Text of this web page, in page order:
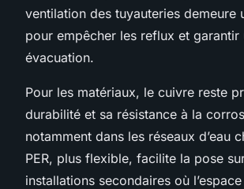
ventilation des tuyauteries demeure
pour empêcher les reflux et garantir
évacuation.
Pour les matériaux, le cuivre reste
durabilité et sa résistance à la
notamment dans les réseaux d’eau
PER, plus flexible, facilite la pose
installations secondaires où